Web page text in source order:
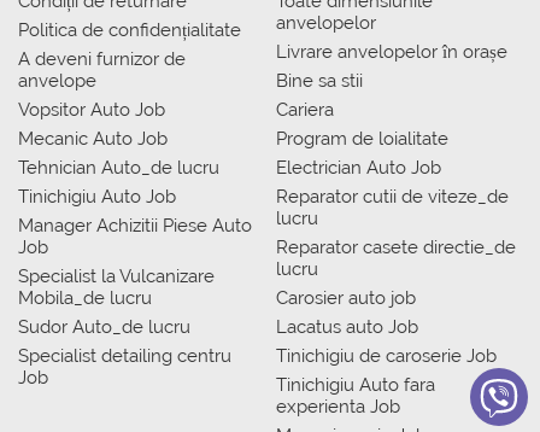
Politica de confidențialitate
A deveni furnizor de
anvelope
Vopsitor Auto Job
Mecanic Auto Job
Tehnician Auto_de lucru
Tinichigiu Auto Job
Manager Achizitii Piese Auto
Job
Specialist la Vulcanizare
Mobila_de lucru
Sudor Auto_de lucru
Specialist detailing centru
Job
anvelopelor
Livrare anvelopelor în orașe
Bine sa stii
Cariera
Program de loialitate
Electrician Auto Job
Reparator cutii de viteze_de
lucru
Reparator casete directie_de
lucru
Carosier auto job
Lacatus auto Job
Tinichigiu de caroserie Job
Tinichigiu Auto fara
experienta Job